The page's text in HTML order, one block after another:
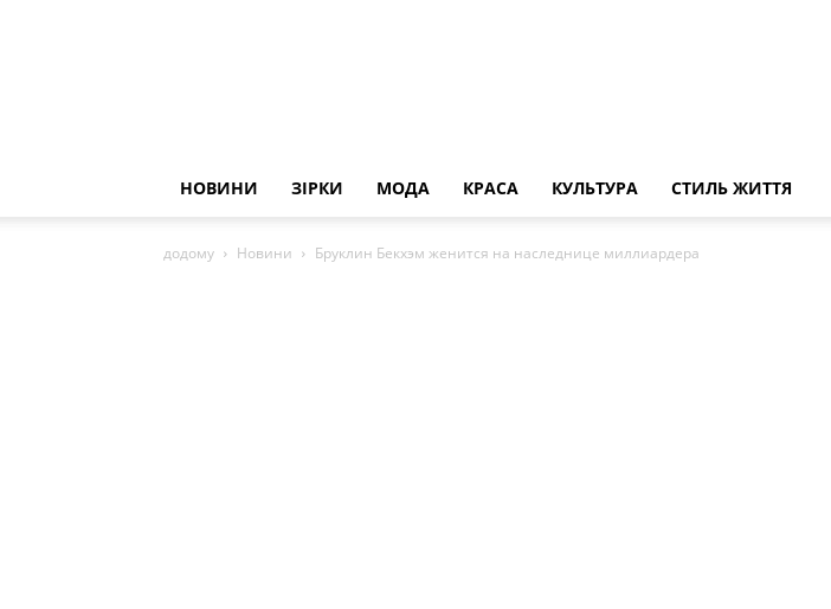
НОВИНИ ЗІРКИ МОДА КРАСА КУЛЬТУРА СТИЛЬ ЖИТТЯ
додому Новини Бруклин Бекхэм женится на наследнице миллиардера